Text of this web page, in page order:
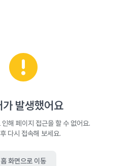
가 발생했어요
해 페이지 접근을 할 수 없어요.
다시 접속해 보세요.
홈 화면으로 이동